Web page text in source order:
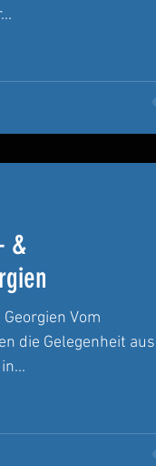
&
Vom
die Gelegenheit aus